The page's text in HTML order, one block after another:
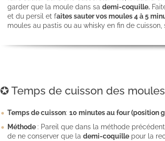
garder que la moule dans sa demi-coquille.
et du persil et faites sauter vos moules 4 à 5
moules au pastis ou au whisky en fin de cuisson,
✪ Temps de cuisson des
Temps de cuisson: 10 minutes au four (position
Méthode : Pareil que dans la méthode
de ne conserver que la demi-coquille pour la